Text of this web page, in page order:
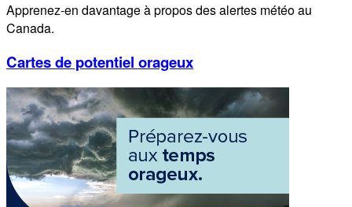
Apprenez-en davantage à propos des alertes météo au
Canada.
Cartes de potentiel orageux